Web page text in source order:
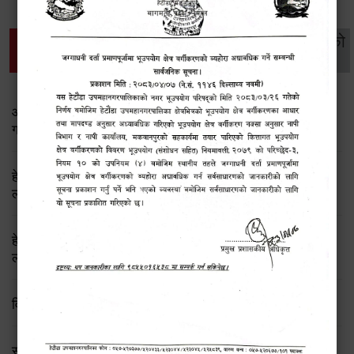
थप विवरणहरु
सामाजिक सुरक्षा तथा
व्यक्तिगत घटना दर्ता
महिला
विकास
वातावरण
सूचनाको
आ.व. २०८०/०८१ को चौथो किस्ताको सामाजिक सूरक्षा भत्ता प्राप्त
गर्ने लाभग्राहि विवरण
हेटौंडा उपमहानगरपालिकाको सामाजिक सुरक्षा भत्ता प्राप्‍त गर्ने
लाभग्राहीहरुको विवरण (चौथो किस्ता)
हेटौंडा उपमहानगरपालिकाको सामाजिक सुरक्षा भत्ता प्राप्‍त गर्ने
लाभग्राहीहरुको विवरण (तेस्रो किस्ता)
विवाह दर्ताको सूचना फारम
सम्बन्ध विच्छेदको सूचना फारम